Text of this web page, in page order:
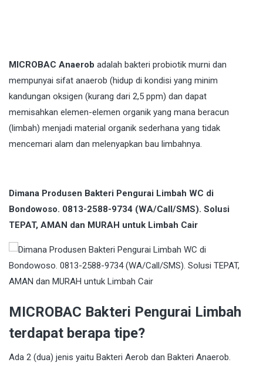
MICROBAC Anaerob adalah bakteri probiotik murni dan
mempunyai sifat anaerob (hidup di kondisi yang minim
kandungan oksigen (kurang dari 2,5 ppm) dan dapat
memisahkan elemen-elemen organik yang mana beracun
(limbah) menjadi material organik sederhana yang tidak
mencemari alam dan melenyapkan bau limbahnya.
Dimana Produsen Bakteri Pengurai Limbah WC di
Bondowoso. 0813-2588-9734 (WA/Call/SMS). Solusi
TEPAT, AMAN dan MURAH untuk Limbah Cair
MICROBAC Bakteri Pengurai Limbah
terdapat berapa tipe?
Ada 2 (dua) jenis yaitu Bakteri Aerob dan Bakteri Anaerob.